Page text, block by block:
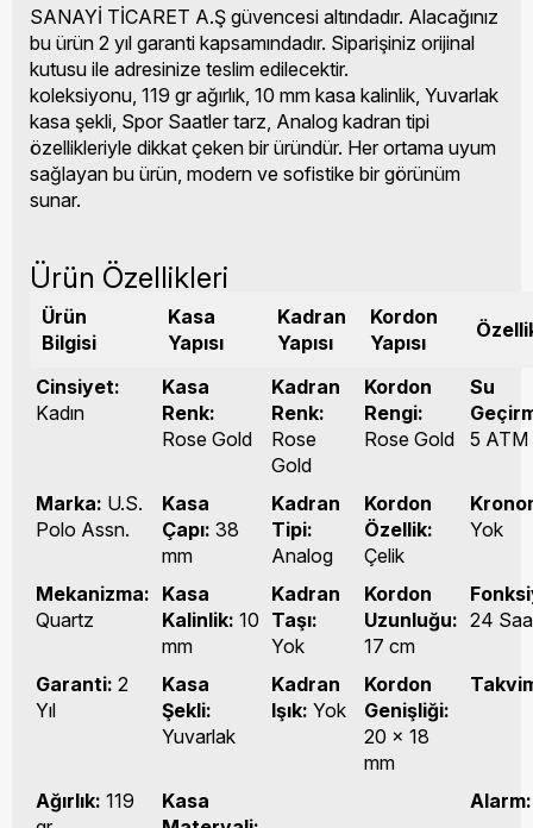
SANAYİ TİCARET A.Ş güvencesi altındadır. Alacağınız
bu ürün 2 yıl garanti kapsamındadır. Siparişiniz orijinal
kutusu ile adresinize teslim edilecektir.
koleksiyonu, 119 gr ağırlık, 10 mm kasa kalinlik, Yuvarlak
kasa şekli, Spor Saatler tarz, Analog kadran tipi
özellikleriyle dikkat çeken bir üründür. Her ortama uyum
sağlayan bu ürün, modern ve sofistike bir görünüm
sunar.
Ürün Özellikleri
Ürün
Bilgisi
Kasa
Yapısı
Kadran
Yapısı
Kordon
Yapısı
Cinsiyet:
Kadın
Kasa
Renk:
Rose Gold
Kadran
Renk:
Rose
Gold
Kordon
Rengi:
Rose Gold
Su
5 ATM
Marka: U.S.
Polo Assn.
Kasa
Çapı: 38
mm
Kadran
Tipi:
Analog
Kordon
Özellik:
Çelik
Yok
Mekanizma:
Quartz
Kasa
Kalinlik: 10
mm
Kadran
Taşı:
Yok
Kordon
Uzunluğu:
17 cm
24
Garanti: 2
Yıl
Kasa
Şekli:
Yuvarlak
Kadran
Işık: Yok
Kordon
Genişliği:
20 x 18
mm
Ağırlık: 119
Kasa
Alarm: